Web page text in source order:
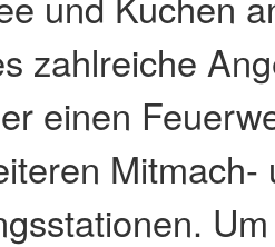
zahlreiche
einen
Mitmach-